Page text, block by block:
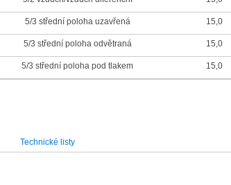
5/3 střední poloha uzavřená 15,0
5/3 střední poloha odvětraná 15,0
5/3 střední poloha pod tlakem 15,0
Technické listy